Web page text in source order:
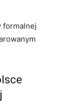
formalnej